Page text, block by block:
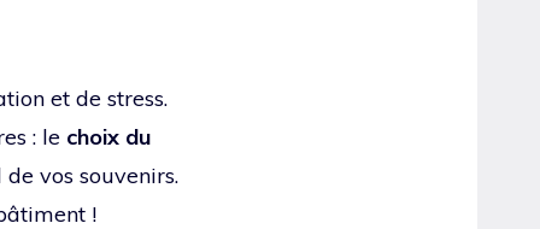
et de stress.
: le choix du
vos souvenirs.
!